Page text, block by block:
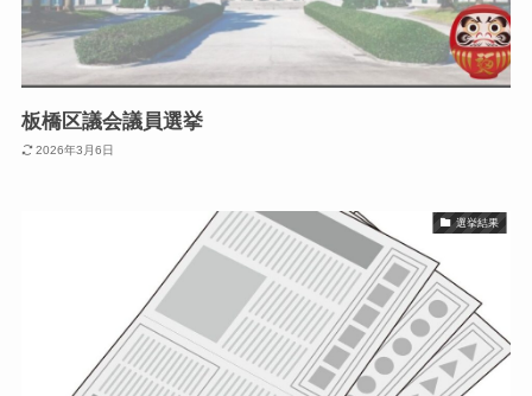
板橋区議会議員選挙
2026年3月6日
選挙結果